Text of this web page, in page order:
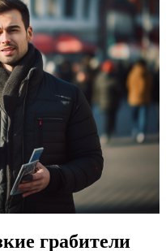
грабители